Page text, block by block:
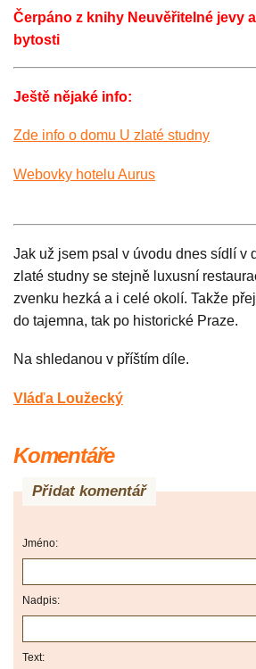
Čerpáno z knihy Neuvěřitelné jevy
bytosti
Ještě nějaké info:
Zde info o domu U zlaté studny
Webovky hotelu Aurus
Jak už jsem psal v úvodu dnes sídlí v
zlaté studny se stejně luxusní
zvenku hezká a i celé okolí. Takže
do tajemna, tak po historické Praze.
Na shledanou v příštím díle.
Vláďa Loužecký
Komentáře
Přidat komentář
Jméno:
Nadpis:
Text: